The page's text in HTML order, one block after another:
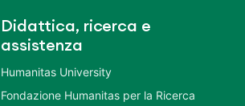
Didattica, ricerca e
assistenza
Humanitas University
Fondazione Humanitas per la Ricerca